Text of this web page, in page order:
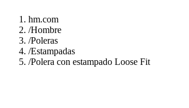
hm.com
/Hombre
/Poleras
/Estampadas
/Polera con estampado Loose Fit